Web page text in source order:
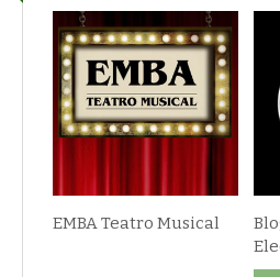
EMBA Teatro Musical